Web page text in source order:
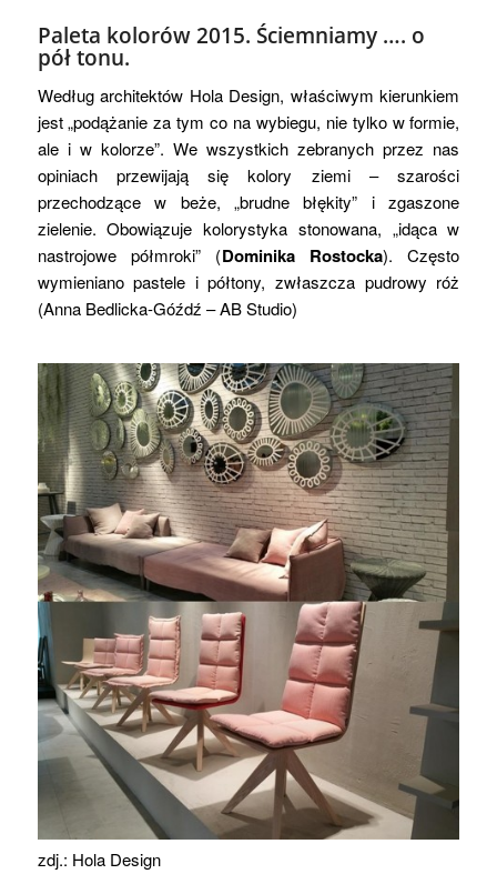
Paleta kolorów 2015. Ściemniamy …. o
pół tonu.
Według architektów Hola Design, właściwym kierunkiem
jest „podążanie za tym co na wybiegu, nie tylko w formie,
ale i w kolorze”. We wszystkich zebranych przez nas
opiniach przewijają się kolory ziemi – szarości
przechodzące w beże, „brudne błękity” i zgaszone
zielenie. Obowiązuje kolorystyka stonowana, „idąca w
nastrojowe półmroki” (Dominika Rostocka). Często
wymieniano pastele i półtony, zwłaszcza pudrowy róż
(Anna Bedlicka-Góźdź – AB Studio)
zdj.: Hola Design